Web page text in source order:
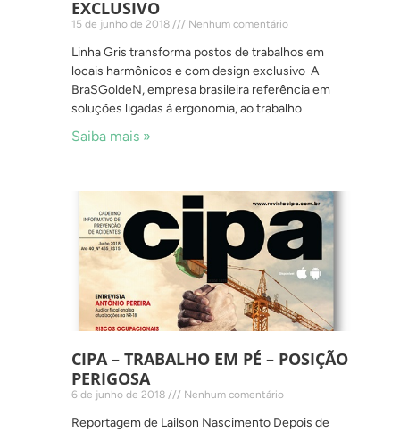
EXCLUSIVO
15 de junho de 2018 Nenhum comentário
Linha Gris transforma postos de trabalhos em
locais harmônicos e com design exclusivo A
BraSGoldeN, empresa brasileira referência em
soluções ligadas à ergonomia, ao trabalho
Saiba mais »
CIPA – TRABALHO EM PÉ – POSIÇÃO
PERIGOSA
6 de junho de 2018 Nenhum comentário
Reportagem de Lailson Nascimento Depois de